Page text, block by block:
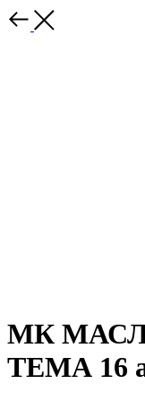
МК
ТЕМА 16